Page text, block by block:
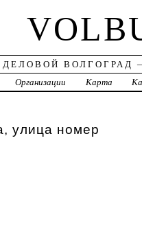
ДЕЛОВОЙ ВОЛГОГРАД
Организации Карта
улица номер